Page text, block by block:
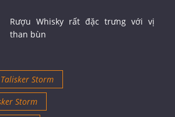
Rượu Whisky rất đặc trưng với vị
than bùn
Storm
Storm